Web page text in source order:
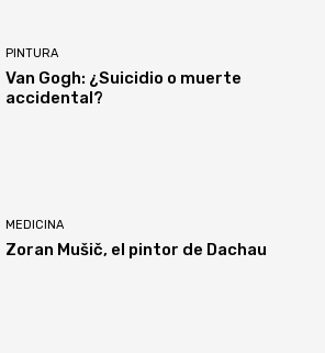
PINTURA
Van Gogh: ¿Suicidio o muerte
accidental?
MEDICINA
Zoran Mušič, el pintor de Dachau